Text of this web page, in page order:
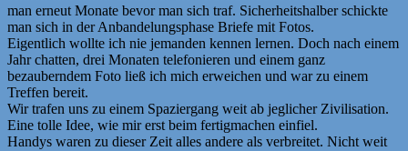
man erneut Monate bevor man sich traf. Sicherheitshalber schickte
man sich in der Anbandelungsphase Briefe mit Fotos.
Eigentlich wollte ich nie jemanden kennen lernen. Doch nach einem
Jahr chatten, drei Monaten telefonieren und einem ganz
bezauberndem Foto ließ ich mich erweichen und war zu einem
Treffen bereit.
Wir trafen uns zu einem Spaziergang weit ab jeglicher Zivilisation.
Eine tolle Idee, wie mir erst beim fertigmachen einfiel.
Handys waren zu dieser Zeit alles andere als verbreitet. Nicht weit